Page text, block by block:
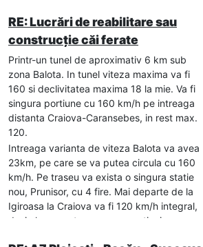
RE: Lucrări de reabilitare sau
construcție căi ferate
Printr-un tunel de aproximativ 6 km sub
zona Balota. In tunel viteza maxima va fi
160 si declivitatea maxima 18 la mie. Va fi
singura portiune cu 160 km/h pe intreaga
distanta Craiova-Caransebes, in rest max.
120.
Intreaga varianta de viteza Balota va avea
23km, pe care se va putea circula cu 160
km/h. Pe traseu va exista o singura statie
nou, Prunisor, cu 4 fire. Mai departe de la
Igiroasa la Craiova va fi 120 km/h integral,
desi clar se putea urca pe portiuni